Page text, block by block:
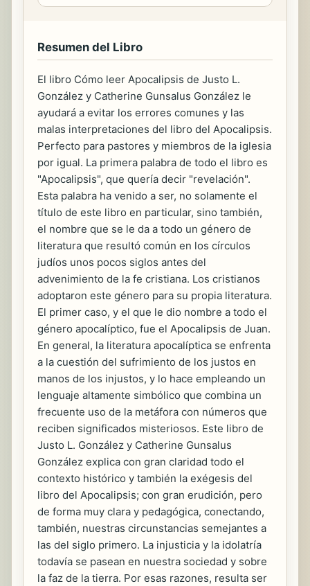
Resumen del Libro
El libro Cómo leer Apocalipsis de Justo L.
González y Catherine Gunsalus González le
ayudará a evitar los errores comunes y las
malas interpretaciones del libro del Apocalipsis.
Perfecto para pastores y miembros de la iglesia
por igual. La primera palabra de todo el libro es
"Apocalipsis", que quería decir "revelación".
Esta palabra ha venido a ser, no solamente el
título de este libro en particular, sino también,
el nombre que se le da a todo un género de
literatura que resultó común en los círculos
judíos unos pocos siglos antes del
advenimiento de la fe cristiana. Los cristianos
adoptaron este género para su propia literatura.
El primer caso, y el que le dio nombre a todo el
género apocalíptico, fue el Apocalipsis de Juan.
En general, la literatura apocalíptica se enfrenta
a la cuestión del sufrimiento de los justos en
manos de los injustos, y lo hace empleando un
lenguaje altamente simbólico que combina un
frecuente uso de la metáfora con números que
reciben significados misteriosos. Este libro de
Justo L. González y Catherine Gunsalus
González explica con gran claridad todo el
contexto histórico y también la exégesis del
libro del Apocalipsis; con gran erudición, pero
de forma muy clara y pedagógica, conectando,
también, nuestras circunstancias semejantes a
las del siglo primero. La injusticia y la idolatría
todavía se pasean en nuestra sociedad y sobre
la faz de la tierra. Por esas razones, resulta ser